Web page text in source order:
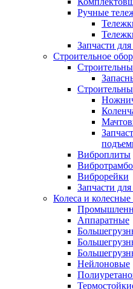
Ручные
Запчасти
Строительное
Виброплиты
Виброрейки
Запчасти
Колеса и
Аппаратные
Нейлоновые